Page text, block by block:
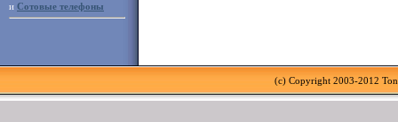
и Сотовые телефоны
(c) Copyright 2003-2012